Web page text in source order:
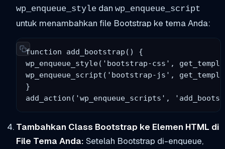
wp_enqueue_style dan wp_enqueue_script
untuk menambahkan file Bootstrap ke tema Anda:
function add_bootstrap() {
wp_enqueue_style('bootstrap-css',
wp_enqueue_script('bootstrap-js',
}
add_action('wp_enqueue_scripts',
Tambahkan Class Bootstrap ke Elemen HTML di
File Tema Anda: Setelah Bootstrap di-enqueue,